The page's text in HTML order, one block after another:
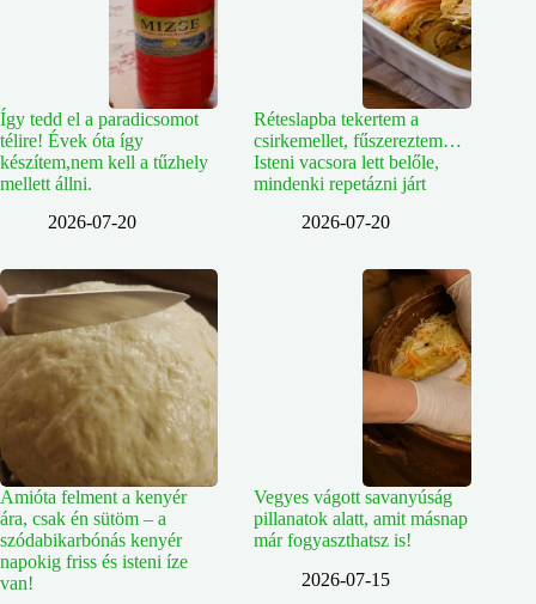
Így tedd el a paradicsomot
télire! Évek óta így
készítem,nem kell a tűzhely
mellett állni.
2026-07-20
Réteslapba tekertem a
csirkemellet, fűszereztem…
Isteni vacsora lett belőle,
mindenki repetázni járt
2026-07-20
Amióta felment a kenyér
ára, csak én sütöm – a
szódabikarbónás kenyér
napokig friss és isteni íze
van!
Vegyes vágott savanyúság
pillanatok alatt, amit másnap
már fogyaszthatsz is!
2026-07-15